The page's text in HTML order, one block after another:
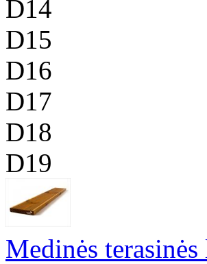
D14
D15
D16
D17
D18
D19
Medinės terasinės